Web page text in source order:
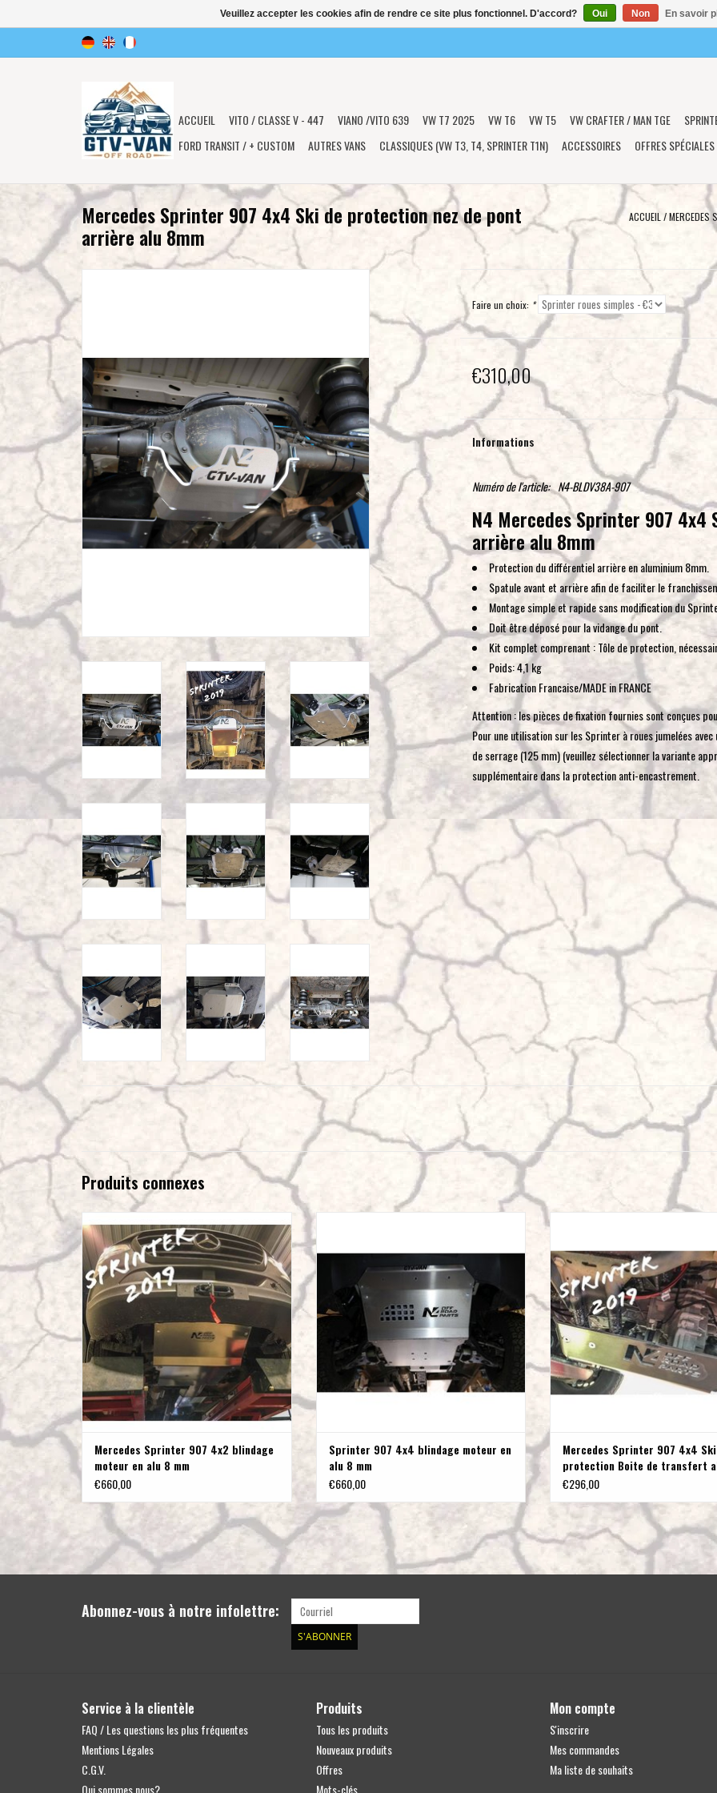
ACCUEIL VITO / CLASSE V - 447 VIANO /VITO 639 VW T7 2025 VW T6 VW T5 VW CRAFTER / MAN TGE
FORD TRANSIT / + CUSTOM
AUTRES VANS CLASSIQUES (VW T3, T4, SPRINTER T1N) ACCESSOIRES OFFRES SPÉCIALES
Mercedes Sprinter 907 4x4 Ski de protection nez de pont
arrière alu 8mm
ACCUEIL /MERCEDES
Faire un choix: *
€310,00
Informations
Numéro de l'article: N4-BLDV38A-907
N4 Mercedes Sprinter 907
arrière alu 8mm
Protection du différentiel arrière en aluminium 8mm.
Spatule avant et arrière afin de faciliter le
Montage simple et rapide sans modification du
Doit être déposé pour la vidange du pont.
Kit complet comprenant : Tôle de protection,
Poids: 4,1 kg
Fabrication Francaise/MADE in FRANCE
Attention : les pièces de fixation fournies sont conçues
Pour une utilisation sur les Sprinter à roues jumelées
de serrage (125 mm) (veuillez sélectionner la variante
supplémentaire dans la protection anti-encastrement.
Produits connexes
alu 8 mm
AJOUTER AU PANIER
Mercedes Sprinter 907 4x2 blindage
moteur en alu 8 mm
€660,00
Sprinter 907 4x4 blindage moteur en
alu 8 mm
€660,00
AJOUTER AU PANIER
Mercedes Sprinter 907 4x4
protection Boite de transfert
8mm
€296,00
Abonnez-vous à notre infolettre:
S'ABONNER
Service à la clientèle
FAQ / Les questions les plus fréquentes
Mentions Légales
C.G.V.
Qui sommes nous?
Produits
Tous les produits
Nouveaux produits
Offres
Mots-clés
Mon compte
S'inscrire
Mes commandes
Ma liste de souhaits
Veuillez accepter les cookies afin de rendre ce site plus fonctionnel. D'accord? Oui Non En savoir